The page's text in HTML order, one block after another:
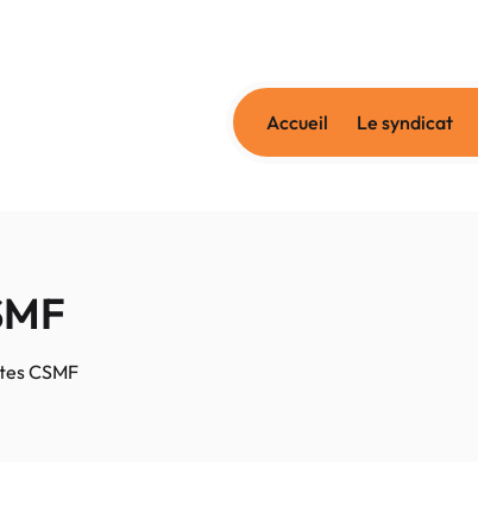
Accueil Le syndicat
CSMF